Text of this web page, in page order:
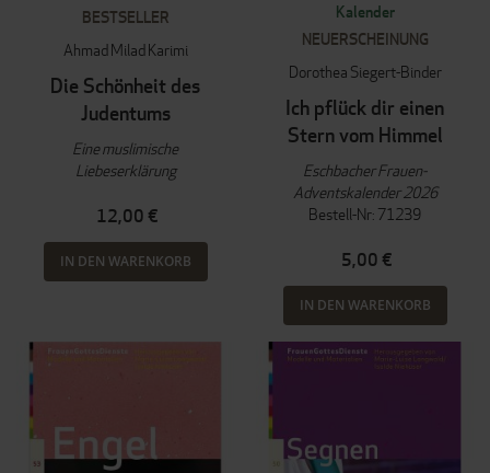
BESTSELLER
Ahmad Milad Karimi
Die Schönheit des
Judentums
Eine muslimische
Liebeserklärung
12,00 €
IN DEN WARENKORB
Kalender
NEUERSCHEINUNG
Dorothea Siegert-Binder
Ich pflück dir einen
Stern vom Himmel
Eschbacher Frauen-
Adventskalender 2026
Bestell-Nr: 71239
5,00 €
IN DEN WARENKORB